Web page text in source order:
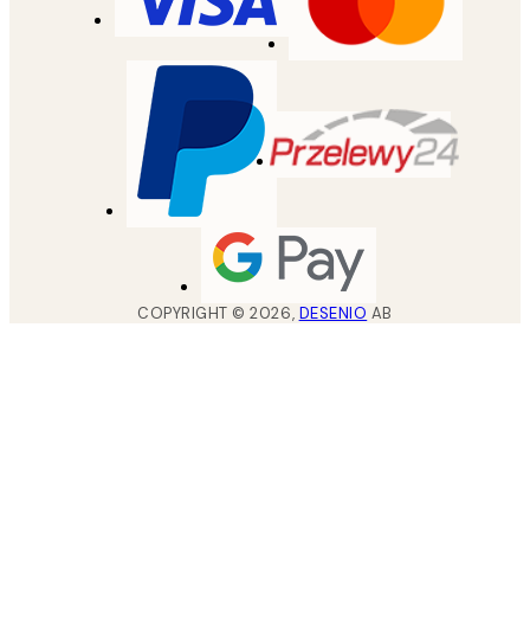
COPYRIGHT ©2026, DESENIO AB